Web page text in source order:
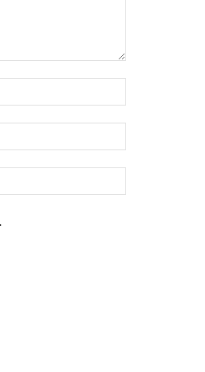
mail:*
Internetowa: